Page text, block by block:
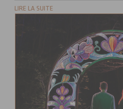
LIRE LA SUITE